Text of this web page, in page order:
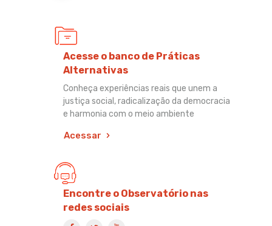
Acesse o banco de Práticas
Alternativas
Conheça experiências reais que unem a
justiça social, radicalização da democracia
e harmonia com o meio ambiente
Acessar
Encontre o Observatório nas
redes sociais